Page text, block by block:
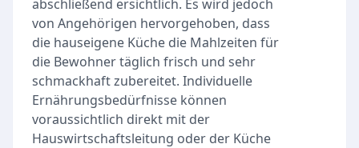
abschließend ersichtlich. Es wird jedoch
von Angehörigen hervorgehoben, dass
die hauseigene Küche die Mahlzeiten für
die Bewohner täglich frisch und sehr
schmackhaft zubereitet. Individuelle
Ernährungsbedürfnisse können
voraussichtlich direkt mit der
Hauswirtschaftsleitung oder der Küche